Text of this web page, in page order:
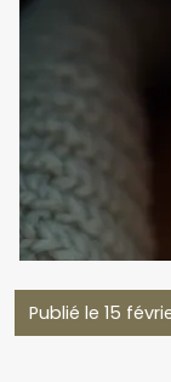
Publié le 15